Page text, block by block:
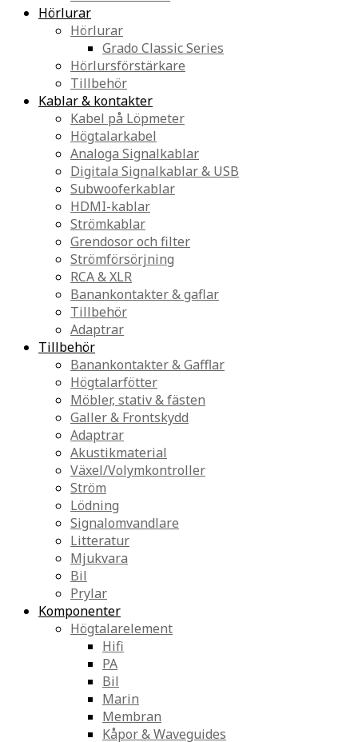
Hörlurar
Hörlurar
Grado Classic Series
Hörlursförstärkare
Tillbehör
Kablar & kontakter
Kabel på Löpmeter
Högtalarkabel
Analoga Signalkablar
Digitala Signalkablar & USB
Subwooferkablar
HDMI-kablar
Strömkablar
Grendosor och filter
Strömförsörjning
RCA & XLR
Banankontakter & gaflar
Tillbehör
Adaptrar
Tillbehör
Banankontakter & Gafflar
Högtalarfötter
Möbler, stativ & fästen
Galler & Frontskydd
Adaptrar
Akustikmaterial
Växel/Volymkontroller
Ström
Lödning
Signalomvandlare
Litteratur
Mjukvara
Bil
Prylar
Komponenter
Högtalarelement
Hifi
PA
Bil
Marin
Membran
Kåpor & Waveguides